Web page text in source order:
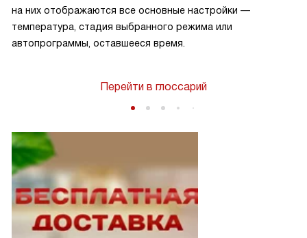
на них отображаются все основные настройки —
температура, стадия выбранного режима или
автопрограммы, оставшееся время.
Перейти в глоссарий